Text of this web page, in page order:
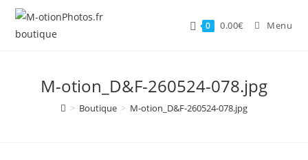
Skip
content
0 0.00€ Menu
M-otion_D&F-260524-078.jpg
> Boutique > M-otion_D&F-260524-078.jpg